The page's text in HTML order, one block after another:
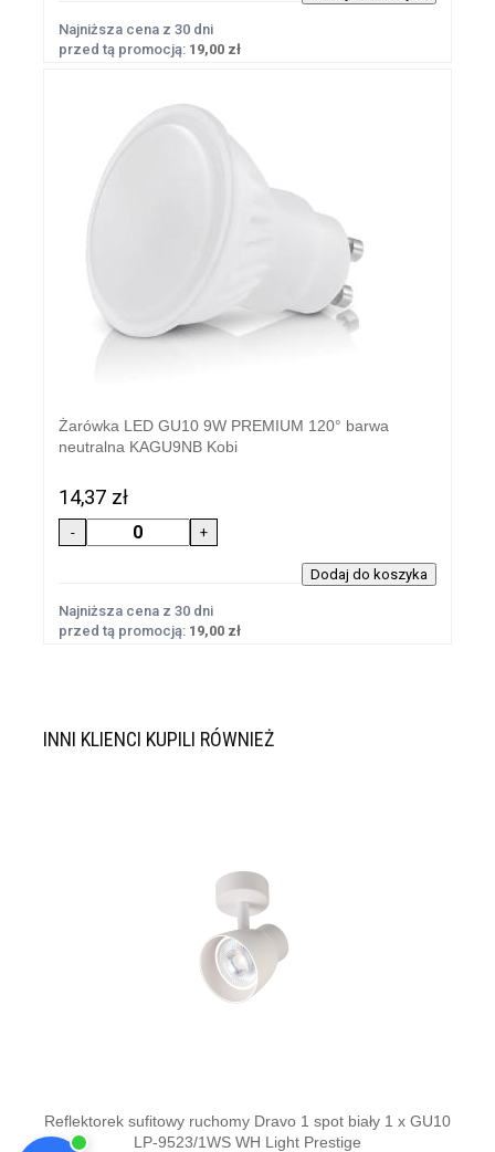
Najniższa cena z 30 dni
przed tą promocją: 19,00 zł
Żarówka LED GU10 9W PREMIUM 120° barwa
neutralna KAGU9NB Kobi
14,37 zł
Najniższa cena z 30 dni
przed tą promocją: 19,00 zł
INNI KLIENCI KUPILI RÓWNIEŻ
Reflektorek sufitowy ruchomy Dravo 1 spot biały 1 x GU10
LP-9523/1WS WH Light Prestige